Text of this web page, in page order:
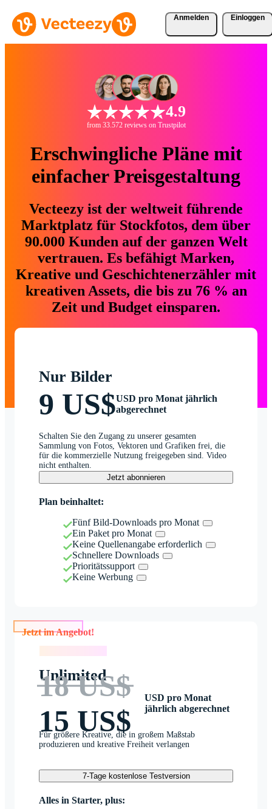
Anmelden Einloggen
4.9
from 33.572 reviews on Trustpilot
Erschwingliche Pläne mit
einfacher Preisgestaltung
Vecteezy ist der weltweit führende
Marktplatz für Stockfotos, dem über
90.000 Kunden auf der ganzen Welt
vertrauen. Es befähigt Marken,
Kreative und Geschichtenerzähler mit
kreativen Assets, die bis zu 76 % an
Zeit und Budget einsparen.
Nur Bilder
9 US$USD pro Monat jährlich
abgerechnet
Schalten Sie den Zugang zu unserer gesamten
Sammlung von Fotos, Vektoren und Grafiken frei, die
für die kommerzielle Nutzung freigegeben sind. Video
nicht enthalten.
Jetzt abonnieren
Plan beinhaltet:
Fünf Bild-Downloads pro Monat
Ein Paket pro Monat
Keine Quellenangabe erforderlich
Schnellere Downloads
Prioritätssupport
Keine Werbung
Jetzt im Angebot!
Unlimited
18 US$
15 US$
USD pro Monat
jährlich abgerechnet
Für größere Kreative, die in großem Maßstab
produzieren und kreative Freiheit verlangen
7-Tage kostenlose Testversion
Alles in Starter, plus: